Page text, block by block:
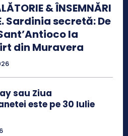
& ÎNSEMNĂRI
Sardinia secretă: De
la
din Muravera
sau Ziua
este pe 30 Iulie